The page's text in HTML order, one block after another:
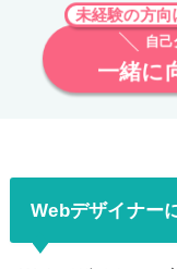
未経験の方向
自己
一緒に
Webデザイナー